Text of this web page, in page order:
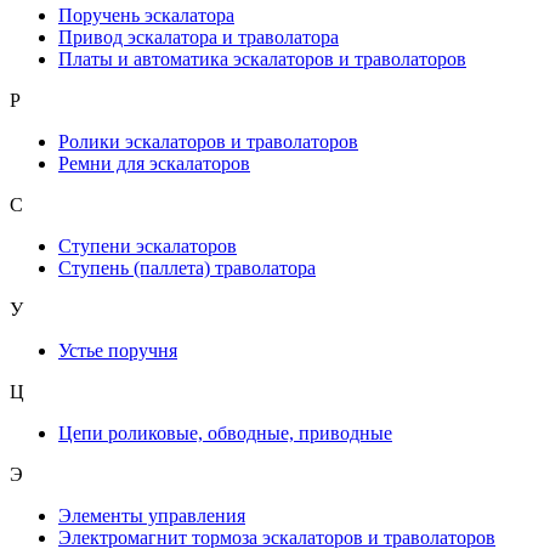
Поручень эскалатора
Привод эскалатора и траволатора
Платы и автоматика эскалаторов и траволаторов
Р
Ролики эскалаторов и траволаторов
Ремни для эскалаторов
С
Ступени эскалаторов
Ступень (паллета) траволатора
У
Устье поручня
Ц
Цепи роликовые, обводные, приводные
Э
Элементы управления
Электромагнит тормоза эскалаторов и траволаторов